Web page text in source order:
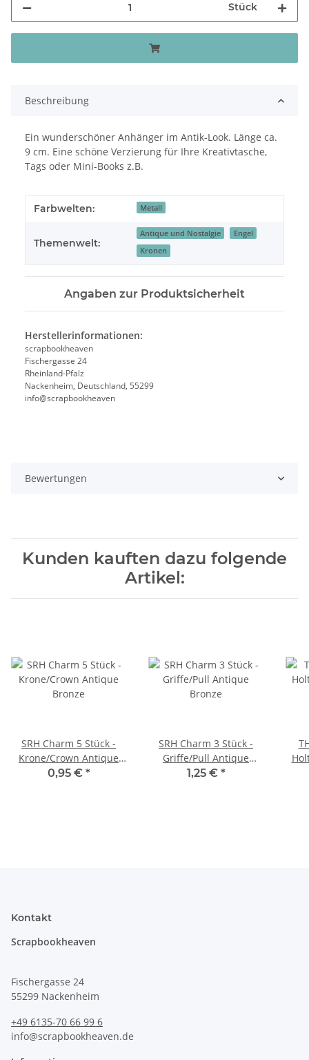
Stück
Beschreibung
Ein wunderschöner Anhänger im Antik-Look. Länge ca.
9 cm. Eine schöne Verzierung für Ihre Kreativtasche,
Tags oder Mini-Books z.B.
Farbwelten: Metall
Themenwelt:
Antique und Nostalgie
Engel
Kronen
Angaben zur Produktsicherheit
Herstellerinformationen:
scrapbookheaven
Fischergasse 24
Rheinland-Pfalz
Nackenheim, Deutschland, 55299
info@scrapbookheaven
Bewertungen
Kunden kauften dazu folgende
Artikel:
SRH Charm 5 Stück -
Krone/Crown Antique
Bronze
0,95 € *
SRH Charm 3 Stück -
Griffe/Pull Antique
Bronze
1,25 € *
Kontakt
Scrapbookheaven
Fischergasse 24
55299 Nackenheim
+49 6135-70 66 99 6
info@scrapbookheaven.de